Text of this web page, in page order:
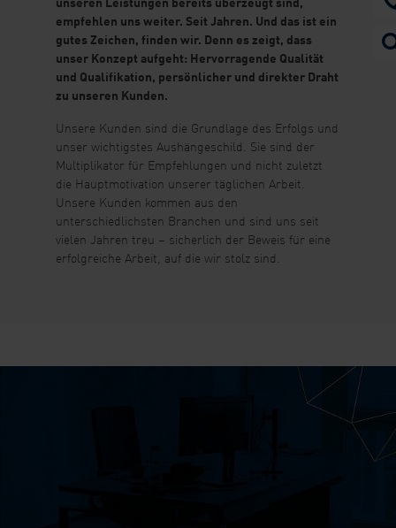
empfehlen uns weiter. Seit Jahren. Und das ist ein
gutes Zeichen, finden wir. Denn es zeigt, dass
unser Konzept aufgeht: Hervorragende Qualität
und Qualifikation, persönlicher und direkter Draht
zu unseren Kunden.
Unsere Kunden sind die Grundlage des Erfolgs und
unser wichtigstes Aushängeschild. Sie sind der
Multiplikator für Empfehlungen und nicht zuletzt
die Hauptmotivation unserer täglichen Arbeit.
Unsere Kunden kommen aus den
unterschiedlichsten Branchen und sind uns seit
vielen Jahren treu – sicherlich der Beweis für eine
erfolgreiche Arbeit, auf die wir stolz sind.